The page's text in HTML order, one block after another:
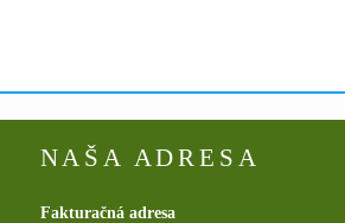
NAŠA ADRESA
Fakturačná adresa